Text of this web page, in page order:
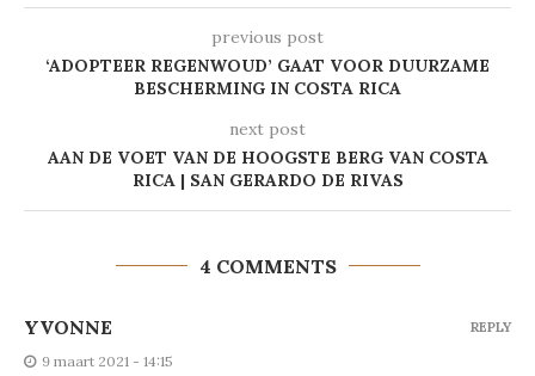
previous post
‘ADOPTEER REGENWOUD’ GAAT VOOR DUURZAME
BESCHERMING IN COSTA RICA
next post
AAN DE VOET VAN DE HOOGSTE BERG VAN COSTA
RICA | SAN GERARDO DE RIVAS
4 COMMENTS
YVONNE
9 maart 2021 - 14:15
REPLY